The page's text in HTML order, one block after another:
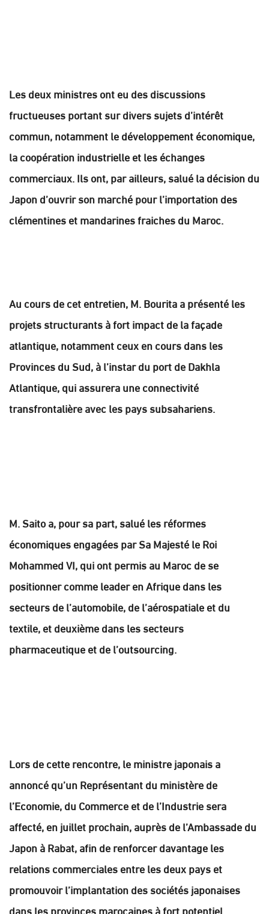
Les deux ministres ont eu des discussions
fructueuses portant sur divers sujets d’intérêt
commun, notamment le développement économique,
la coopération industrielle et les échanges
commerciaux. Ils ont, par ailleurs, salué la décision du
Japon d’ouvrir son marché pour l’importation des
clémentines et mandarines fraiches du Maroc.
Au cours de cet entretien, M. Bourita a présenté les
projets structurants à fort impact de la façade
atlantique, notamment ceux en cours dans les
Provinces du Sud, à l’instar du port de Dakhla
Atlantique, qui assurera une connectivité
transfrontalière avec les pays subsahariens.
M. Saito a, pour sa part, salué les réformes
économiques engagées par Sa Majesté le Roi
Mohammed VI, qui ont permis au Maroc de se
positionner comme leader en Afrique dans les
secteurs de l’automobile, de l’aérospatiale et du
textile, et deuxième dans les secteurs
pharmaceutique et de l’outsourcing.
Lors de cette rencontre, le ministre japonais a
annoncé qu’un Représentant du ministère de
l’Economie, du Commerce et de l’Industrie sera
affecté, en juillet prochain, auprès de l’Ambassade du
Japon à Rabat, afin de renforcer davantage les
relations commerciales entre les deux pays et
promouvoir l’implantation des sociétés japonaises
dans les provinces marocaines à fort potentiel.